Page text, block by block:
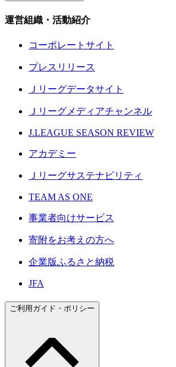
運営組織・活動紹介
コーポレートサイト
プレスリリース
Ｊリーグデータサイト
Ｊリーグメディアチャンネル
J.LEAGUE SEASON REVIEW
アカデミー
Ｊリーグサステナビリティ
TEAM AS ONE
事業者向けサービス
寄附をお考えの方へ
企業版ふるさと納税
JFA
ご利用ガイド・ポリシー